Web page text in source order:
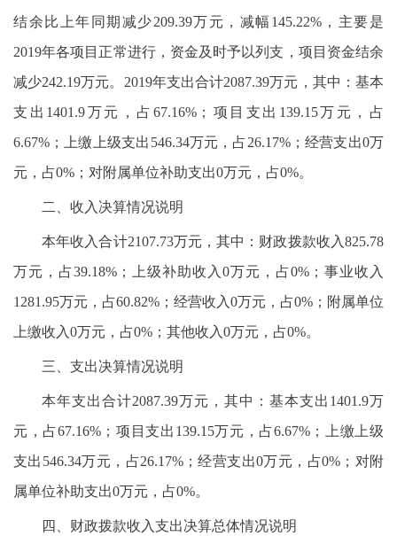
结余比上年同期减少209.39万元，减幅145.22%，主要是
2019年各项目正常进行，资金及时予以列支，项目资金结余
减少242.19万元。2019年支出合计2087.39万元，其中：基本
支出1401.9万元，占67.16%；项目支出139.15万元，占
6.67%；上缴上级支出546.34万元，占26.17%；经营支出0万
元，占0%；对附属单位补助支出0万元，占0%。
二、收入决算情况说明
本年收入合计2107.73万元，其中：财政拨款收入825.78
万元，占39.18%；上级补助收入0万元，占0%；事业收入
1281.95万元，占60.82%；经营收入0万元，占0%；附属单位
上缴收入0万元，占0%；其他收入0万元，占0%。
三、支出决算情况说明
本年支出合计2087.39万元，其中：基本支出1401.9万
元，占67.16%；项目支出139.15万元，占6.67%；上缴上级
支出546.34万元，占26.17%；经营支出0万元，占0%；对附
属单位补助支出0万元，占0%。
四、财政拨款收入支出决算总体情况说明